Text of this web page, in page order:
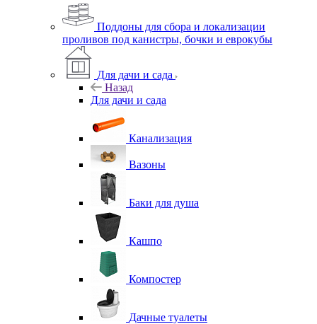
Поддоны для сбора и локализации
проливов под канистры, бочки и еврокубы
Для дачи и сада
Назад
Для дачи и сада
Канализация
Вазоны
Баки для душа
Кашпо
Компостер
Дачные туалеты